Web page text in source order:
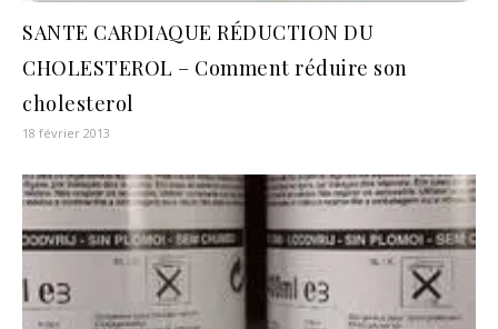
SANTE CARDIAQUE RÉDUCTION DU
CHOLESTEROL – Comment réduire son
cholesterol
18 février 2013